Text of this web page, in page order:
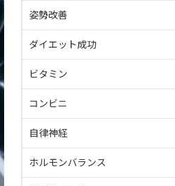
姿勢改善
ダイエット成功
ビタミン
コンビニ
自律神経
ホルモンバランス